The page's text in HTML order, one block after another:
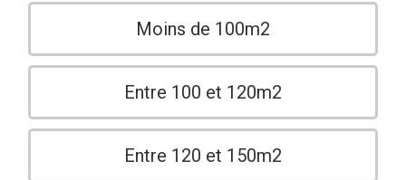
Moins de 100m2
Entre 100 et 120m2
Entre 120 et 150m2